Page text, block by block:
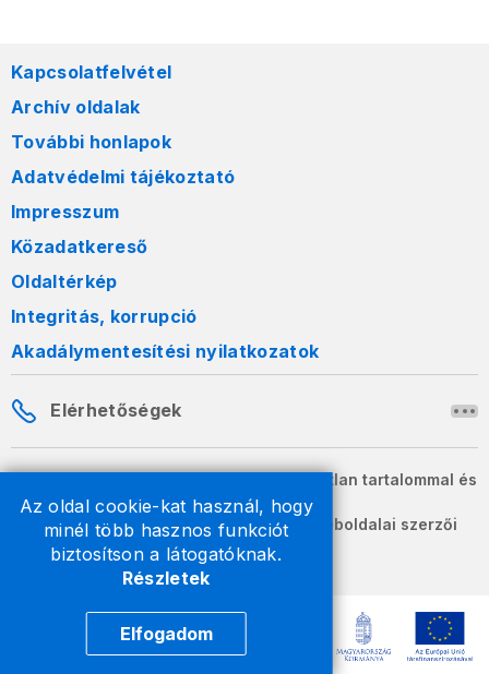
Az oldal cookie-kat használ, hogy
minél több hasznos funkciót
biztosítson a látogatóknak.
Részletek
Elfogadom
Kapcsolatfelvétel
Archív oldalak
További honlapok
Adatvédelmi tájékoztató
Impresszum
Közadatkereső
Oldaltérkép
Integritás, korrupció
Akadálymentesítési nyilatkozatok
Elérhetőségek
A honlapon szereplő információk változatlan tartalommal és
formában szabadon terjeszthetők.
2026 © A Nemzeti Adó- és Vámhivatal weboldalai szerzői
jogvédelem alatt állnak.